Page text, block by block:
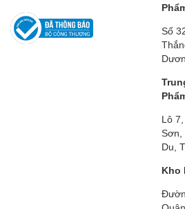
Số
Lô
Sơn,
Du,
Kho